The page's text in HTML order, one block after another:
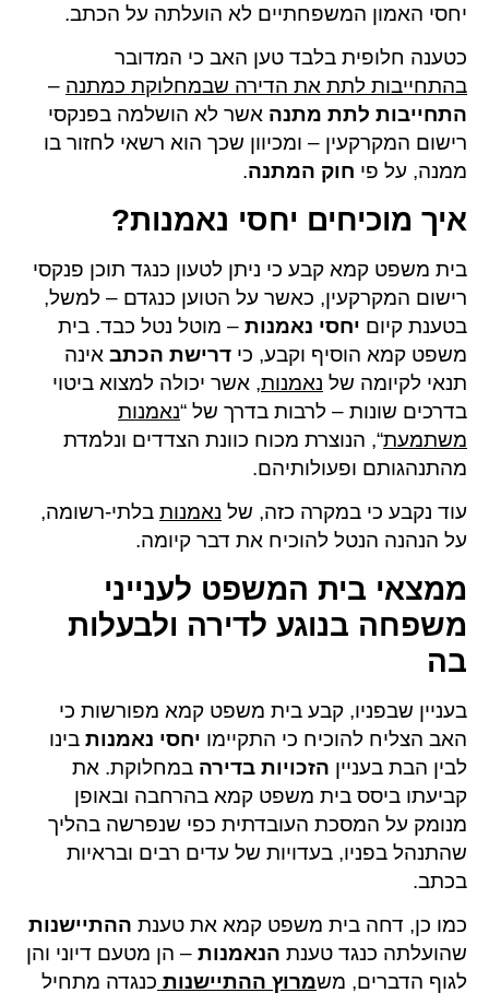
יחסי האמון המשפחתיים לא הועלתה על הכתב.
כטענה חלופית בלבד טען האב כי המדובר
בהתחייבות לתת את הדירה שבמחלוקת כמתנה –
התחייבות לתת מתנה אשר לא הושלמה בפנקסי
רישום המקרקעין – ומכיוון שכך הוא רשאי לחזור בו
ממנה, על פי חוק המתנה.
איך מוכיחים יחסי נאמנות?
בית משפט קמא קבע כי ניתן לטעון כנגד תוכן פנקסי
רישום המקרקעין, כאשר על הטוען כנגדם – למשל,
בטענת קיום יחסי נאמנות – מוטל נטל כבד. בית
משפט קמא הוסיף וקבע, כי דרישת הכתב אינה
תנאי לקיומה של נאמנות, אשר יכולה למצוא ביטוי
בדרכים שונות – לרבות בדרך של “נאמנות
משתמעת“, הנוצרת מכוח כוונת הצדדים ונלמדת
מהתנהגותם ופעולותיהם.
עוד נקבע כי במקרה כזה, של נאמנות בלתי-רשומה,
על הנהנה הנטל להוכיח את דבר קיומה.
ממצאי בית המשפט לענייני
משפחה בנוגע לדירה ולבעלות
בה
בעניין שבפניו, קבע בית משפט קמא מפורשות כי
האב הצליח להוכיח כי התקיימו יחסי נאמנות בינו
לבין הבת בעניין הזכויות בדירה במחלוקת. את
קביעתו ביסס בית משפט קמא בהרחבה ובאופן
מנומק על המסכת העובדתית כפי שנפרשה בהליך
שהתנהל בפניו, בעדויות של עדים רבים ובראיות
בכתב.
כמו כן, דחה בית משפט קמא את טענת ההתיישנות
שהועלתה כנגד טענת הנאמנות – הן מטעם דיוני והן
לגוף הדברים, משמרוץ ההתיישנות כנגדה מתחיל